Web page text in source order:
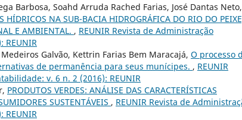
Barbosa, Soahd Arruda Rached Farias, José Dantas Neto,
HÍDRICOS NA SUB-BACIA HIDROGRÁFICA DO RIO DO
E AMBIENTAL. , REUNIR Revista de Administração
REUNIR
Galvão, Kettrin Farias Bem Maracajá, O processo
de permanência para seus munícipes. , REUNIR
v. 6 n. 2 (2016): REUNIR
PRODUTOS VERDES: ANÁLISE DAS CARACTERÍSTICAS
SUSTENTÁVEIS , REUNIR Revista de
REUNIR